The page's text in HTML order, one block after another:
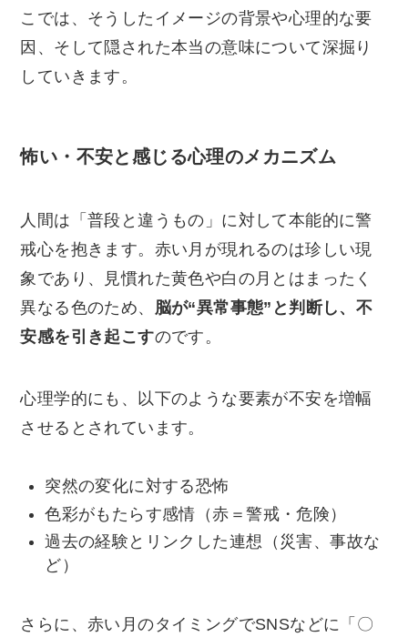
こでは、そうしたイメージの背景や心理的な要
因、そして隠された本当の意味について深掘り
していきます。
怖い・不安と感じる心理のメカニズム
人間は「普段と違うもの」に対して本能的に警
戒心を抱きます。赤い月が現れるのは珍しい現
象であり、見慣れた黄色や白の月とはまったく
異なる色のため、
脳が“異常事態”と判断し、不
安感を引き起こすのです。
心理学的にも、以下のような要素が不安を増幅
させるとされています。
突然の変化に対する恐怖
色彩がもたらす感情（赤＝警戒・危険）
過去の経験とリンクした連想（災害、事故な
ど）
さらに、赤い月のタイミングでSNSなどに「〇